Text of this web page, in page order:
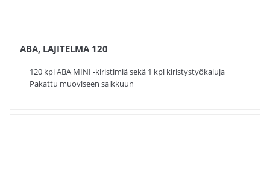
ABA, LAJITELMA 120
120 kpl ABA MINI -kiristimiä sekä 1 kpl kiristystyökaluja
Pakattu muoviseen salkkuun